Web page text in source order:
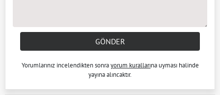
GÖNDER
Yorumlarınız incelendikten sonrayorum kurallarına uyması halinde
yayına alıncaktır.